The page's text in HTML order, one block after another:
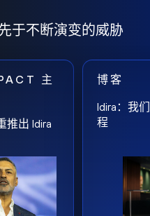
于不断演变的威胁
主
推出 Idira
博客
Idira：我
程